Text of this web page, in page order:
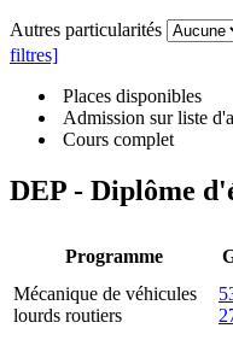
Autres particularités
filtres]
Places disponibles
Admission sur liste
Cours complet
DEP - Diplôme
Programme
Mécanique de véhicules
lourds routiers